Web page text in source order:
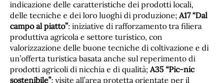
indicazione delle caratteristiche dei prodotti locali,
delle tecniche e dei loro luoghi di produzione; A17 “Dal
campo al piatto”: iniziative di rafforzamento tra filiera
produttiva agricola e settore turistico, con
valorizzazione delle buone tecniche di coltivazione e di
un’offerta turistica basata anche sul reperimento di
prodotti agricoli di nicchia e di qualità; A35 “Pic-nic
sostenibile”: visite all’area protetta orientate per il